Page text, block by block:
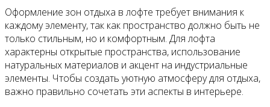
Оформление зон отдыха в лофте требует внимания к
каждому элементу, так как пространство должно быть не
только стильным, но и комфортным. Для лофта
характерны открытые пространства, использование
натуральных материалов и акцент на индустриальные
элементы. Чтобы создать уютную атмосферу для отдыха,
важно правильно сочетать эти аспекты в интерьере.